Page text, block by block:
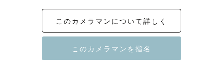
_ _ _ _ _
数あるカメラマンページの中から、
興味を持っていただきありがとうございます。
中四国Lovegrapherの「おで」と申します☺️
このカメラマンについて詳しく